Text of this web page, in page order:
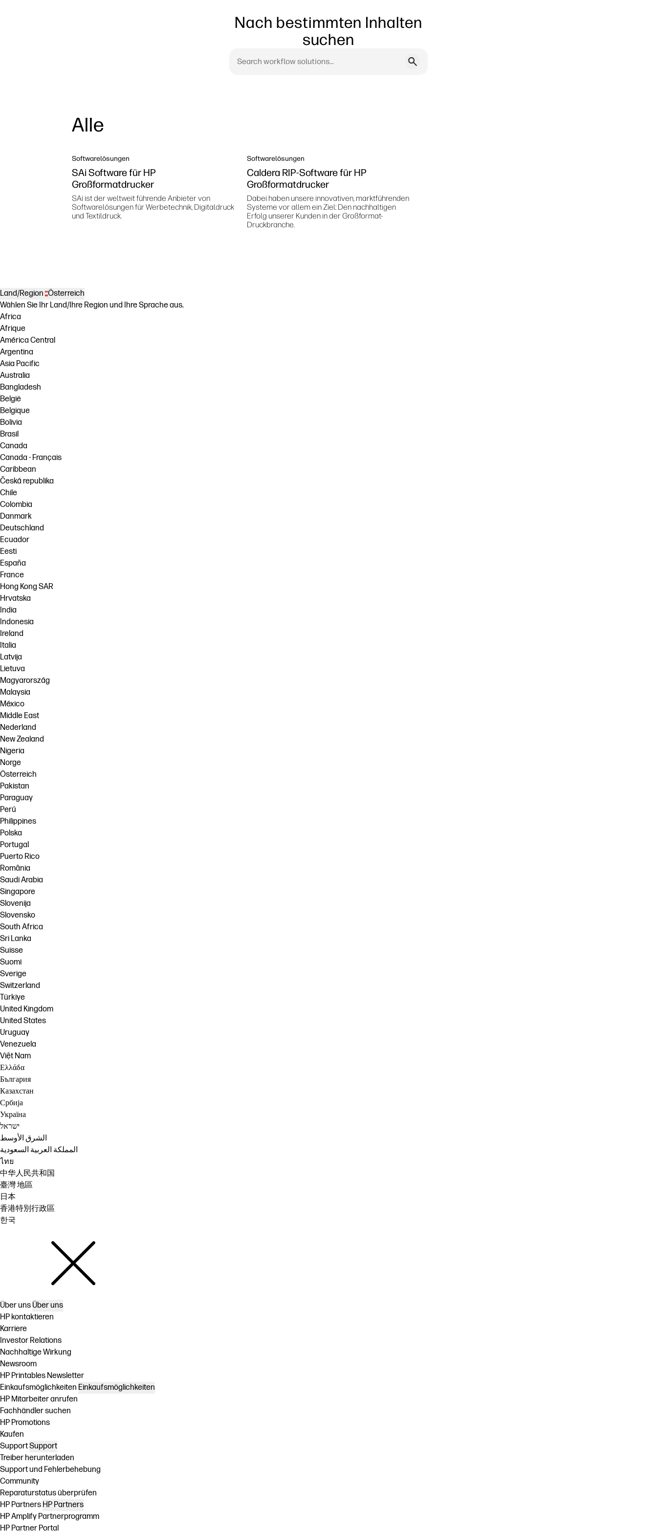
Nach bestimmten Inhalten
suchen
Alle
Softwarelösungen
SAi Software für HP
Großformatdrucker
SAi ist der weltweit führende Anbieter von
Softwarelösungen für Werbetechnik, Digitaldruck
und Textildruck.
Softwarelösungen
Caldera RIP-Software für HP
Großformatdrucker
Dabei haben unsere innovativen, marktführenden
Systeme vor allem ein Ziel: Den nachhaltigen
Erfolg unserer Kunden in der Großformat-
Druckbranche.
Land/Region Österreich
Wählen Sie Ihr Land/Ihre Region und Ihre Sprache aus.
Africa
Afrique
América Central
Argentina
Asia Pacific
Australia
Bangladesh
België
Belgique
Bolivia
Brasil
Canada
Canada - Français
Caribbean
Česká republika
Chile
Colombia
Danmark
Deutschland
Ecuador
Eesti
España
France
Hong Kong SAR
Hrvatska
India
Indonesia
Ireland
Italia
Latvija
Lietuva
Magyarország
Malaysia
México
Middle East
Nederland
New Zealand
Nigeria
Norge
Österreich
Pakistan
Paraguay
Perú
Philippines
Polska
Portugal
Puerto Rico
România
Saudi Arabia
Singapore
Slovenija
Slovensko
South Africa
Sri Lanka
Suisse
Suomi
Sverige
Switzerland
Türkiye
United Kingdom
United States
Uruguay
Venezuela
Việt Nam
Ελλάδα
България
Казахстан
Србија
Україна
ישראל
الشرق الأوسط
المملكة العربية السعودية
ไทย
中华人民共和国
臺灣 地區
日本
香港特別行政區
한국
Über uns Über uns
HP kontaktieren
Karriere
Investor Relations
Nachhaltige Wirkung
Newsroom
HP Printables Newsletter
Einkaufsmöglichkeiten Einkaufsmöglichkeiten
HP Mitarbeiter anrufen
Fachhändler suchen
HP Promotions
Kaufen
SupportSupport
Treiber herunterladen
Support und Fehlerbehebung
Community
Reparaturstatus überprüfen
HP Partners HP Partners
HP Amplify Partnerprogramm
HP Partner Portal